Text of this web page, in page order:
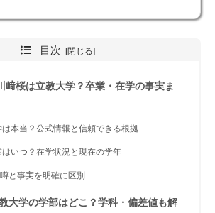
目次
﨑桜は立教大学？卒業・在学の事実ま
は本当？公式情報と信頼できる根拠
はいつ？在学状況と現在の学年
と事実を明確に区別
大学の学部はどこ？学科・偏差値も解